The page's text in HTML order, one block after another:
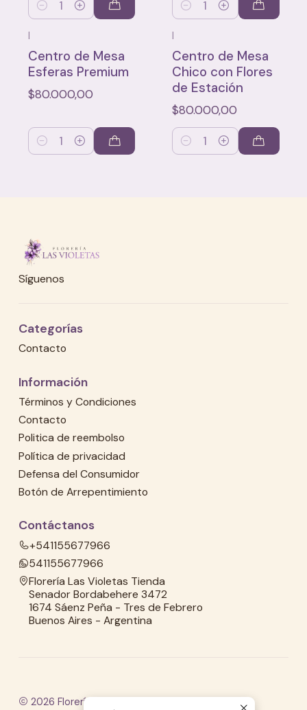
Cantidad Cantidad
|
Centro de Mesa
Esferas Premium
$80.000,00
Cantidad
|
Centro de Mesa
Chico con Flores
de Estación
$80.000,00
Cantidad
Síguenos
Categorías
Contacto
Información
Términos y Condiciones
Contacto
Politica de reembolso
Política de privacidad
Defensa del Consumidor
Botón de Arrepentimiento
Contáctanos
+541155677966
541155677966
Florería Las Violetas Tienda
Senador Bordabehere 3472
1674 Sáenz Peña - Tres de Febrero
Buenos Aires - Argentina
2026 Florería Las Violetas.